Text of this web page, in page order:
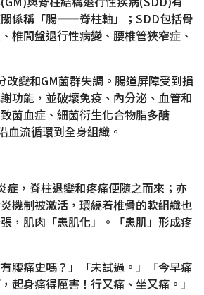
係稱「腸——脊柱軸」；SDD包括骨
椎間盤退行性病變、腰椎管狹窄症、
改變和GM菌群失調。腸道屏障受到損
功能，並破壞免疫、內分泌、血管和
菌血症、細菌衍生化合物脂多醣
血流循環到全身組織。
症，脊柱退變和疼痛便隨之而來；亦
機制被激活，環繞着椎骨的軟組織也
，肌肉「患肌化」。「患肌」形成疼
腰痛史嗎？」「未試過。」「今早痛
起身痛得厲害！行又痛、坐又痛。」